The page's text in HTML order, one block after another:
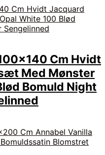
Cm Hvidt
Med Mønster
Bomuld Night